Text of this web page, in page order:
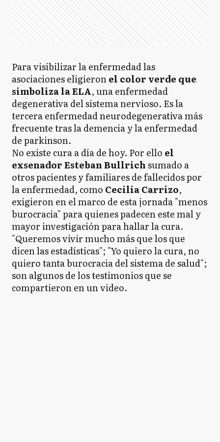
Para visibilizar la enfermedad las
asociaciones eligieronel color verde que
simboliza la ELA, una enfermedad
degenerativa del sistema nervioso. Es la
tercera enfermedad neurodegenerativa más
frecuente tras la demencia y la enfermedad
de parkinson.
No existe cura a día de hoy. Por ello el
exsenador Esteban Bullrichsumado a
otros pacientes y familiares de fallecidos por
la enfermedad, como Cecilia Carrizo,
exigieron en el marco de esta jornada "menos
burocracia" para quienes padecen este mal y
mayor investigación para hallar la cura.
"Queremos vivir mucho más que los que
dicen las estadísticas"; "Yo quiero la cura, no
quiero tanta burocracia del sistema de salud";
son algunos de los testimonios que se
compartieron en un video.